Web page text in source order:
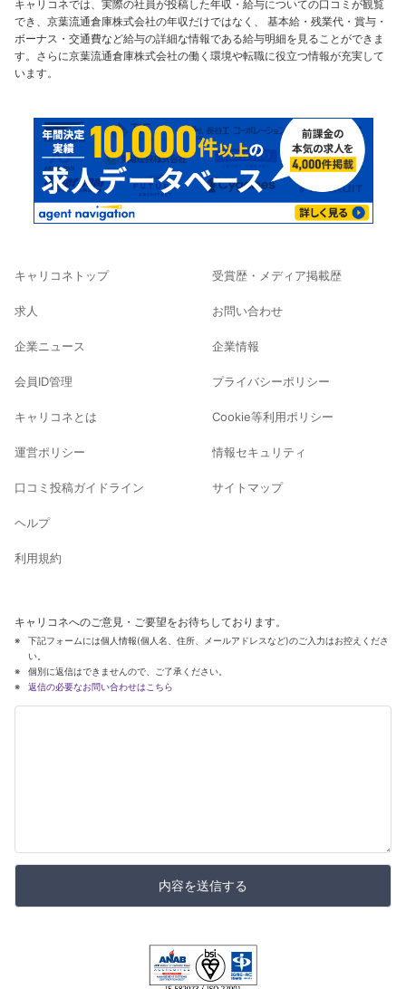
キャリコネでは、実際の社員が投稿した年収・給与についての口コミが観覧
でき、京葉流通倉庫株式会社の年収だけではなく、 基本給・残業代・賞与・
ボーナス・交通費など給与の詳細な情報である給与明細を見ることができま
す。さらに京葉流通倉庫株式会社の働く環境や転職に役立つ情報が充実して
います。
キャリコネトップ
求人
企業ニュース
会員ID管理
キャリコネとは
運営ポリシー
口コミ投稿ガイドライン
ヘルプ
利用規約
受賞歴・メディア掲載歴
お問い合わせ
企業情報
プライバシーポリシー
Cookie等利用ポリシー
情報セキュリティ
サイトマップ
キャリコネへのご意見・ご要望をお待ちしております。
下記フォームには個人情報(個人名、住所、メールアドレスなど)のご入力はお控えくださ
い。
個別に返信はできませんので、ご了承ください。
返信の必要なお問い合わせはこちら
内容を送信する